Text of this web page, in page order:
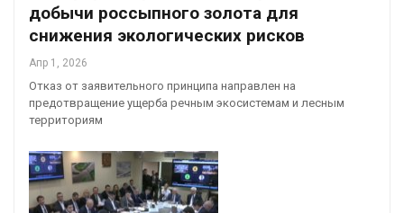
добычи россыпного золота для
снижения экологических рисков
Апр 1, 2026
Отказ от заявительного принципа направлен на
предотвращение ущерба речным экосистемам и лесным
территориям